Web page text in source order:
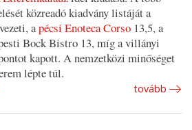
közreadó kiadvány listáját a
apécsi Enoteca Corso 13,5, a
Bock Bistro 13, míg a villányi
kapott. A nemzetközi minőséget
lépte túl.
tovább